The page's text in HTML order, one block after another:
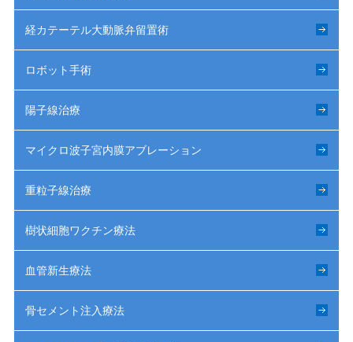
経カテーテル大動脈弁留置術
ロボット手術
陽子線治療
マイクロ波子宮内膜アブレーション
重粒子線治療
樹状細胞ワクチン療法
血管新生療法
骨セメント注入療法